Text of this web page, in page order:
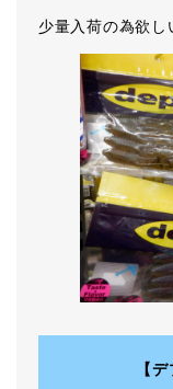
少量入荷の為欲し
【